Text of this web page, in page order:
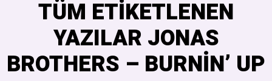
TÜM ETIKETLENEN
YAZILAR JONAS
BROTHERS – BURNIN’ UP